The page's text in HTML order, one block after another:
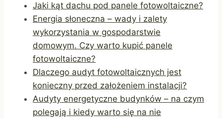
Jaki kąt dachu pod panele fotowoltaiczne?
Energia słoneczna – wady i zalety
wykorzystania w gospodarstwie
domowym. Czy warto kupić panele
fotowoltaiczne?
Dlaczego audyt fotowoltaicznych jest
konieczny przed założeniem instalacji?
Audyty energetyczne budynków – na czym
polegają i kiedy warto się na nie